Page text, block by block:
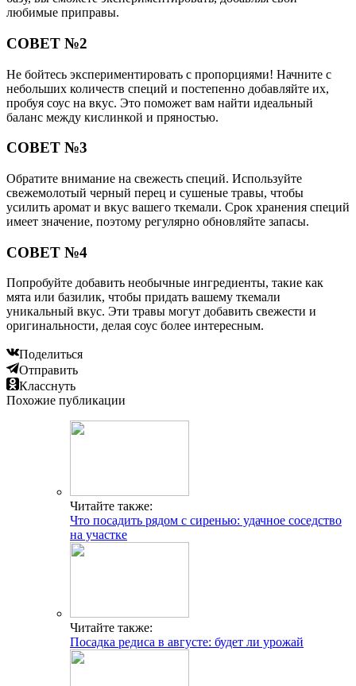
любимые приправы.
СОВЕТ №2
Не бойтесь экспериментировать с пропорциями! Начните с
небольших количеств специй и постепенно добавляйте их,
пробуя соус на вкус. Это поможет вам найти идеальный
баланс между кислинкой и пряностью.
СОВЕТ №3
Обратите внимание на свежесть специй. Используйте
свежемолотый черный перец и сушеные травы, чтобы
усилить аромат и вкус вашего ткемали. Срок хранения специй
имеет значение, поэтому регулярно обновляйте запасы.
СОВЕТ №4
Попробуйте добавить необычные ингредиенты, такие как
мята или базилик, чтобы придать вашему ткемали
уникальный вкус. Эти травы могут добавить свежести и
оригинальности, делая соус более интересным.
Поделиться
Отправить
Класснуть
Похожие публикации
Читайте также:
Что посадить рядом с сиренью: удачное соседство
на участке
Читайте также:
Посадка редиса в августе: будет ли урожай